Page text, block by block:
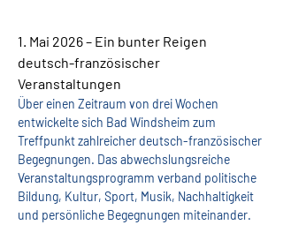
1. Mai 2026 – Ein bunter Reigen
deutsch-französischer
Veranstaltungen
Über einen Zeitraum von drei Wochen
entwickelte sich Bad Windsheim zum
Treffpunkt zahlreicher deutsch-französischer
Begegnungen. Das abwechslungsreiche
Veranstaltungsprogramm verband politische
Bildung, Kultur, Sport, Musik, Nachhaltigkeit
und persönliche Begegnungen miteinander.